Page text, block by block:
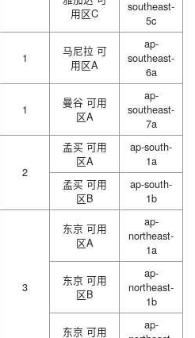
用区C
southeast-
5c
1
马尼拉 可
用区A
ap-
southeast-
6a
1
曼谷 可用
区A
ap-
southeast-
7a
2
孟买 可用
区A
ap-south-
1a
孟买 可用
区B
ap-south-
1b
3
东京 可用
区A
ap-
northeast-
1a
东京 可用
区B
ap-
northeast-
1b
东京 可用
ap-